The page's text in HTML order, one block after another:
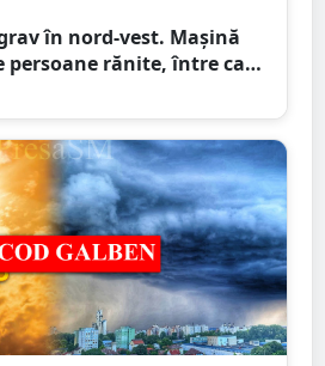
în nord-vest. Mașină
persoane rănite, între care